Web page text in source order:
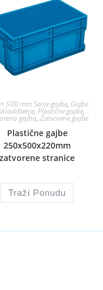
500 mm Serije gajbe, Gajbe
, Plastične gajbe,
gajba, Zatvorene gajbe
Plastične gajbe
250x500x220mm
zatvorene stranice
Traži Ponudu